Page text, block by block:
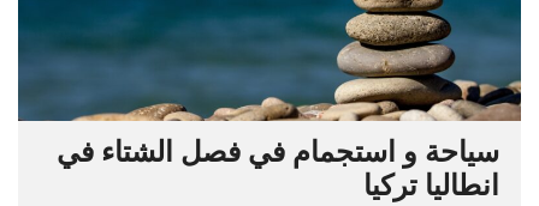
سياحة و استجمام في فصل الشتاء في
انطاليا تركيا